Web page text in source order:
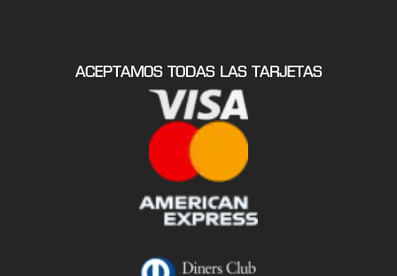
ACEPTAMOS TODAS LAS TARJETAS